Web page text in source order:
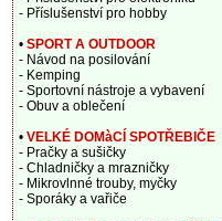
- Příslušenství pro hobby
• SPORT A OUTDOOR
- Návod na posilování
- Kemping
- Sportovní nástroje a vybavení
- Obuv a oblečení
• VELKÉ DOMàCÍ SPOTŘEBIČE
- Pračky a sušičky
- Chladničky a mrazničky
- Mikrovlnné trouby, myčky
- Sporáky a vařiče